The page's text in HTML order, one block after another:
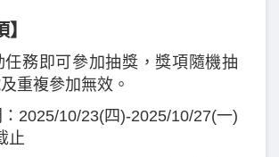
任務即可參加抽獎，獎項隨機抽
重複參加無效。
2025/10/23(四)-2025/10/27(一)
止